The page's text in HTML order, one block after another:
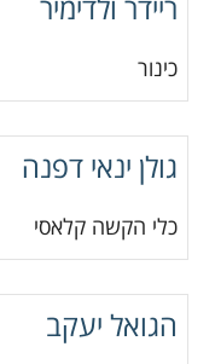
כינור
גולן ינאי דפנה
כלי הקשה קלאסי
הגואל יעקב